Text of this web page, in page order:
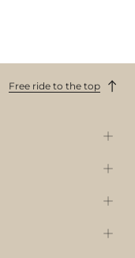
Free ride to the top